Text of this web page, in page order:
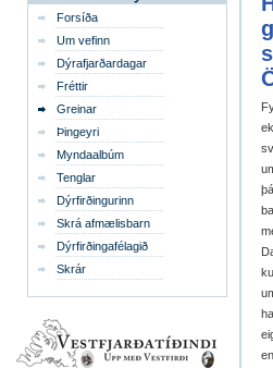
Forsíða
Um vefinn
Dýrafjarðardagar
Fréttir
Greinar
Þingeyri
Myndaalbúm
Tenglar
Dýrfirðingurinn
Skrá afmælisbarn
Dýrfirðingafélagið
Skrár